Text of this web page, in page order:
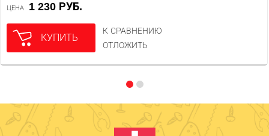
ЦЕНА 1 230 РУБ.
КУПИТЬ
К СРАВНЕНИЮ
ОТЛОЖИТЬ